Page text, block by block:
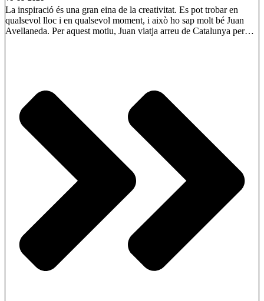
La inspiració és una gran eina de la creativitat. Es pot trobar en
qualsevol lloc i en qualsevol moment, i això ho sap molt bé Juan
Avellaneda. Per aquest motiu, Juan viatja arreu de Catalunya per